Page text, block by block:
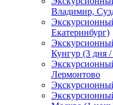
Владимир,
Екатеринбург)
Кунгур (3 дня
Лермонтово